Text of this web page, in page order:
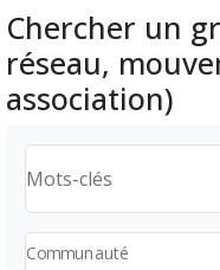
Chercher un
réseau,
association)
Mots-clés
Communauté